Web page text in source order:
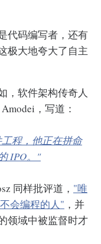
代码编写者，还有
极大地夸大了自主
，软件架构传奇人
，写道：
程，他正在拼命
IPO。"
同样批评道， "唯
会编程的人" ，并
领域中被监督时才